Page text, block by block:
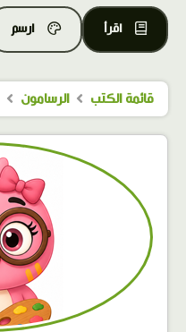
اقرأ ارسم
قائمة الكتب الرسامون